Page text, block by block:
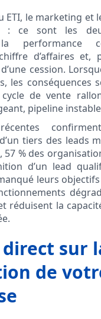
ETI, le marketing et
: ce sont les
performance
d’affaires et,
cession.
les conséquences
de vente
pipeline
tiers des leads
57 % des
d’un lead
leurs
réduisent la
direct sur
de